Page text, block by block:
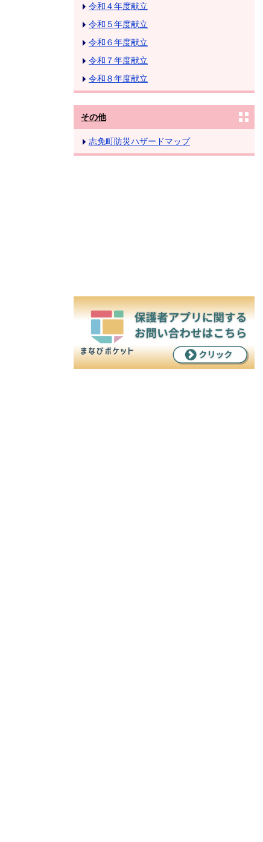
令和４年度献立
令和５年度献立
令和６年度献立
令和７年度献立
令和８年度献立
その他
志免町防災ハザードマップ